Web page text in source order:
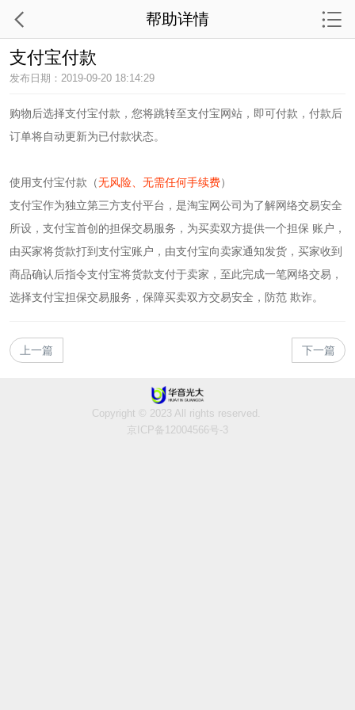
支付宝付款
发布日期：2019-09-20 18:14:29
购物后选择支付宝付款，您将跳转至支付宝网站，即可付款，付款后
订单将自动更新为已付款状态。
使用支付宝付款（无风险、无需任何手续费）
支付宝作为独立第三方支付平台，是淘宝网公司为了解网络交易安全
所设，支付宝首创的担保交易服务，为买卖双方提供一个担保 账户，
由买家将货款打到支付宝账户，由支付宝向卖家通知发货，买家收到
商品确认后指令支付宝将货款支付于卖家，至此完成一笔网络交易，
选择支付宝担保交易服务，保障买卖双方交易安全，防范 欺诈。
上一篇 下一篇
帮助详情
Copyright © 2023 All rights reserved.
京ICP备12004566号-3